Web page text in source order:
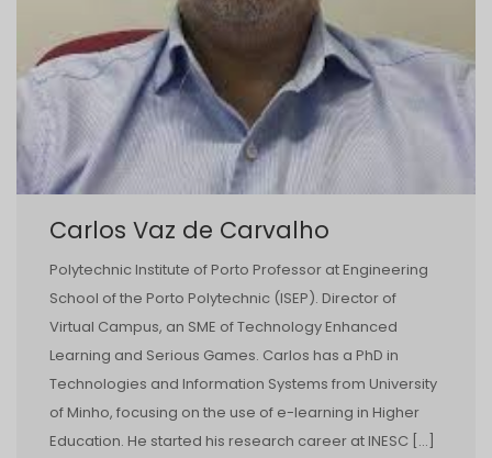
Carlos Vaz de Carvalho
Polytechnic Institute of Porto Professor at Engineering
School of the Porto Polytechnic (ISEP). Director of
Virtual Campus, an SME of Technology Enhanced
Learning and Serious Games. Carlos has a PhD in
Technologies and Information Systems from University
of Minho, focusing on the use of e-learning in Higher
Education. He started his research career at INESC […]